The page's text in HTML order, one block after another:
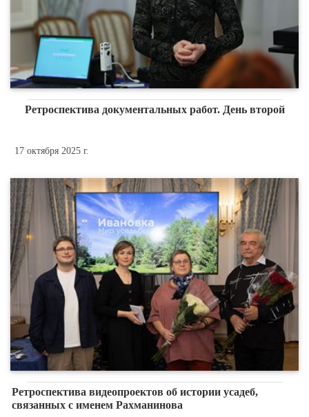
Ретроспектива документальных работ. День второй
17 октября 2025 г.
Ретроспектива видеопроектов об истории усадеб,
связанных с именем Рахманинова